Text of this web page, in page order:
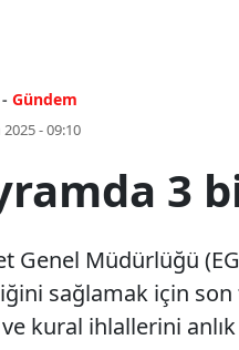
Gündem
- 09:10
3
Genel Müdürlüğü
sağlamak için son
ve kural ihlallerini